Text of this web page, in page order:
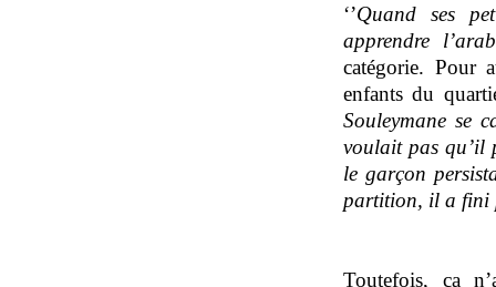
‘’Quand ses
apprendre
catégorie. Pour
enfants du
Souleymane se
voulait pas qu’il
le garçon
partition, il a fini
Toutefois, ça